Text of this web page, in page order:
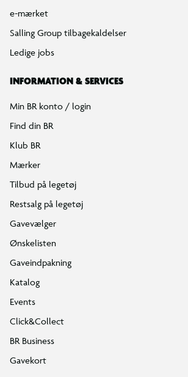
e-mærket
Salling Group tilbagekaldelser
Ledige jobs
INFORMATION & SERVICES
Min BR konto / login
Find din BR
Klub BR
Mærker
Tilbud på legetøj
Restsalg på legetøj
Gavevælger
Ønskelisten
Gaveindpakning
Katalog
Events
Click&Collect
BR Business
Gavekort